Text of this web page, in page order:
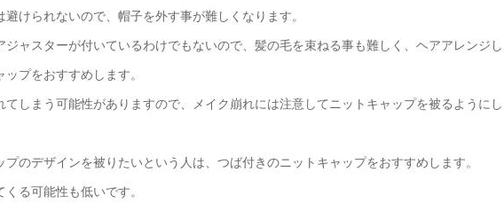
けられないので、帽子を外す事が難しくなります。
ャスターが付いているわけでもないので、髪の毛を束ねる事も難しく、ヘアアレンジし
プをおすすめします。
しまう可能性がありますので、メイク崩れには注意してニットキャップを被るようにし
のデザインを被りたいという人は、つば付きのニットキャップをおすすめします。
る可能性も低いです。